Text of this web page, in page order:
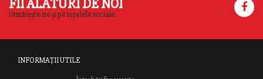
FII ALĂTURI DE NOI
Urmărește-ne și pe rețelele sociale.
INFORMAȚII UTILE